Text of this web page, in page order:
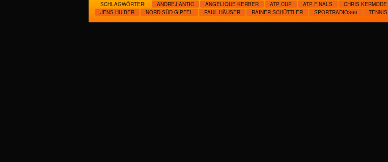
SCHLAGWÖRTER: ANDREJ ANTIC ANGELIQUE KERBER ATP CUP ATP FINALS
CHRIS KERMODE
JENS HUIBER
NORD-SÜD-GIPFEL PAUL HÄUSER RAINER SCHÜTTLER SPORTRADIO360 TENNIS